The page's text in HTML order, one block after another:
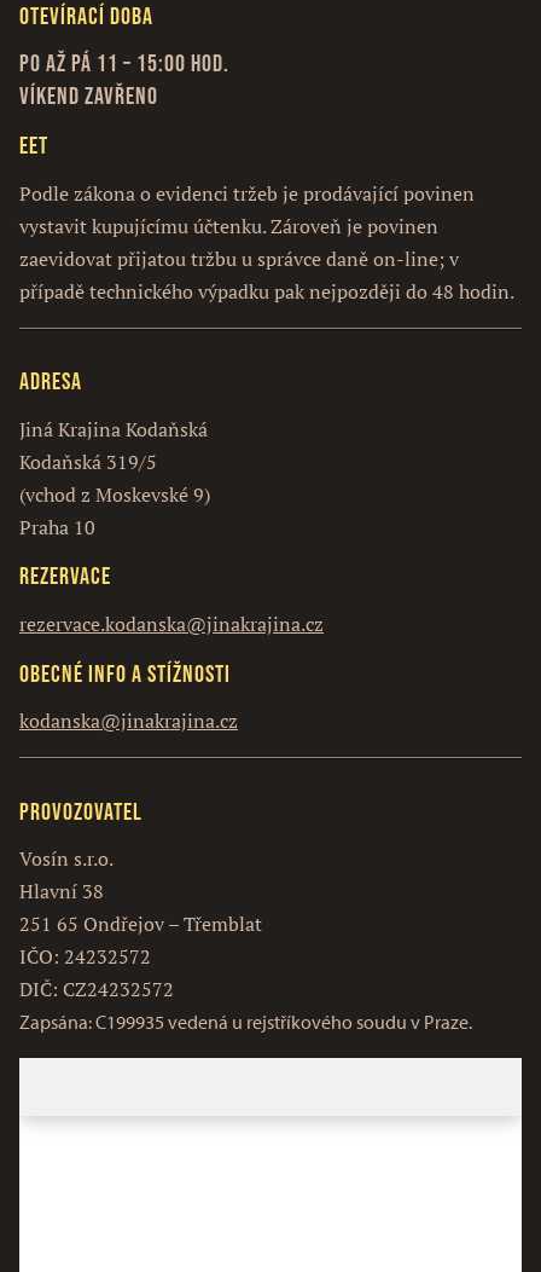
Otevírací doba
Po až Pá 11 – 15:00 hod.
Víkend zavřeno
EET
Podle zákona o evidenci tržeb je prodávající povinen
vystavit kupujícímu účtenku. Zároveň je povinen
zaevidovat přijatou tržbu u správce daně on-line; v
případě technického výpadku pak nejpozději do 48 hodin.
Adresa
Jiná Krajina Kodaňská
Kodaňská 319/5
(vchod z Moskevské 9)
Praha 10
Rezervace
rezervace.kodanska@jinakrajina.cz
Obecné info a stížnosti
kodanska@jinakrajina.cz
Provozovatel
Vosín s.r.o.
Hlavní 38
251 65 Ondřejov – Třemblat
IČO: 24232572
DIČ: CZ24232572
Zapsána: C199935 vedená u rejstříkového soudu v Praze.